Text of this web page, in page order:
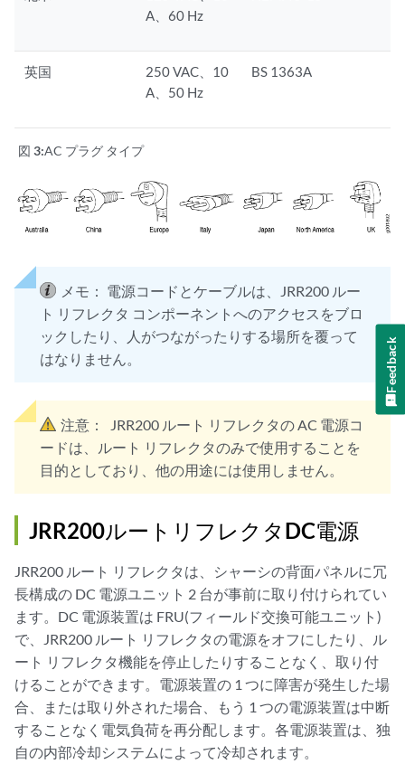
A、60 Hz
英国
250 VAC、10
A、50 Hz
BS 1363A
図 3:AC プラグ タイプ
メモ： 電源コードとケーブルは、JRR200 ルー
ト リフレクタ コンポーネントへのアクセスをブロ
ックしたり、人がつながったりする場所を覆って
はなりません。
注意：
JRR200 ルート リフレクタの AC 電源コ
ードは、ルート リフレクタのみで使用することを
目的としており、他の用途には使用しません。
JRR200ルートリフレクタDC電源
JRR200 ルート リフレクタは、シャーシの背面パネルに冗
長構成の DC 電源ユニット 2 台が事前に取り付けられてい
ます。DC 電源装置は FRU(フィールド交換可能ユニット)
で、JRR200 ルート リフレクタの電源をオフにしたり、ル
ート リフレクタ機能を停止したりすることなく、取り付
けることができます。電源装置の 1 つに障害が発生した場
合、または取り外された場合、もう 1 つの電源装置は中断
することなく電気負荷を再分配します。各電源装置は、独
自の内部冷却システムによって冷却されます。
Feedback